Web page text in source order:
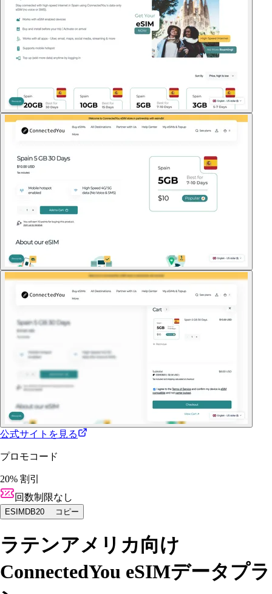
公式サイトを見る
プロモコード
20% 割引
回数制限なし
ESIMDB20 コピー
ラテンアメリカ向け
ConnectedYou eSIMデータプラ